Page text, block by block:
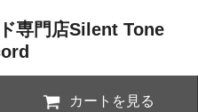
専門店Silent Tone
カートを見る